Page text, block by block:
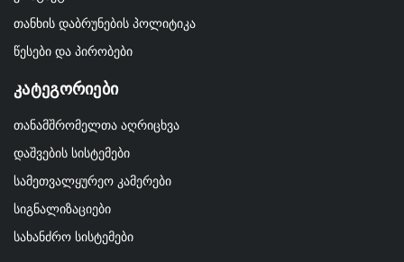
თანხის დაბრუნების პოლიტიკა
წესები და პირობები
Კატეგორიები
თანამშრომელთა აღრიცხვა
დაშვების სისტემები
სამეთვალყურეო კამერები
სიგნალიზაციები
სახანძრო სისტემები